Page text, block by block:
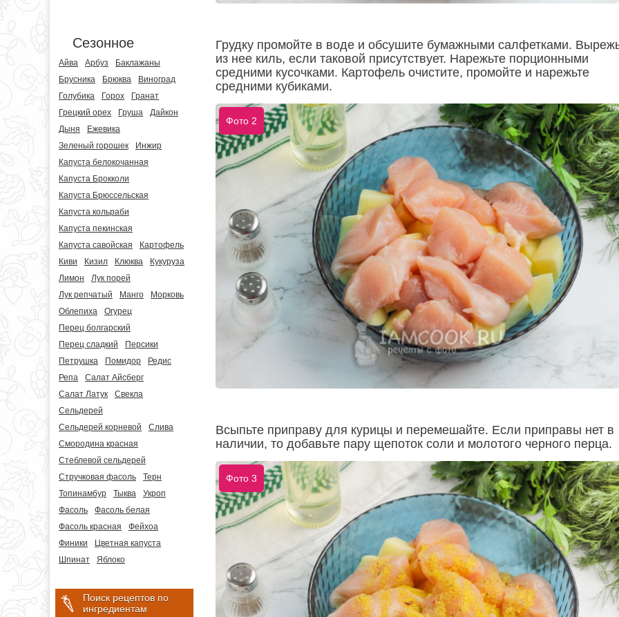
Сезонное
Айва Арбуз
Баклажаны
Брусника
Брюква
Виноград
Голубика
Горох
Гранат
Грецкий орех
Груша
Дайкон
Дыня
Ежевика
Зеленый горошек
Инжир
Капуста белокочанная
Капуста Брокколи
Капуста Брюссельская
Капуста кольраби
Капуста пекинская
Капуста савойская
Картофель
Киви
Кизил Клюква
Кукуруза
Лимон
Лук порей
Лук репчатый
Манго
Морковь
Облепиха
Огурец
Перец болгарский
Перец сладкий
Персики
Петрушка
Помидор
Редис
Репа
Салат Айсберг
Салат Латук
Свекла
Сельдерей
Сельдерей корневой
Слива
Смородина красная
Стеблевой сельдерей
Стручковая фасоль
Терн
Топинамбур
Тыква
Укроп
Фасоль
Фасоль белая
Фасоль красная
Фейхоа
Финики
Цветная капуста
Шпинат
Яблоко
Поиск рецептов по
ингредиентам
Грудку промойте в воде и обсушите бумажными салфетками.
из нее киль, если таковой присутствует. Нарежьте порционными
средними кусочками. Картофель очистите, промойте и нарежьте
средними кубиками.
Фото 2
Всыпьте приправу для курицы и перемешайте. Если приправы нет в
наличии, то добавьте пару щепоток соли и молотого черного перца.
Фото 3